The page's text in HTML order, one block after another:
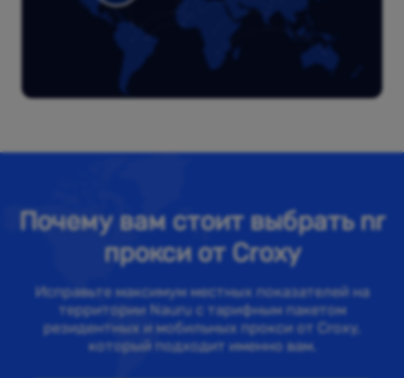
Почему вам стоит выбрать nr
прокси от Croxy
Исправьте максимум местных показателей на
территории Nauru с тарифным пакетом
резидентных и мобильных прокси от Croxy,
который подходит именно вам.